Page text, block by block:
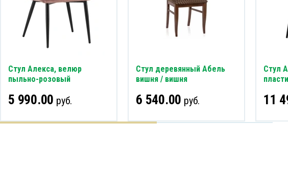
Стул Алекса, велюр
пыльно-розовый
5 990.00 руб.
Стул деревянный Абель
вишня / вишня
6 540.00 руб.
Стул
11